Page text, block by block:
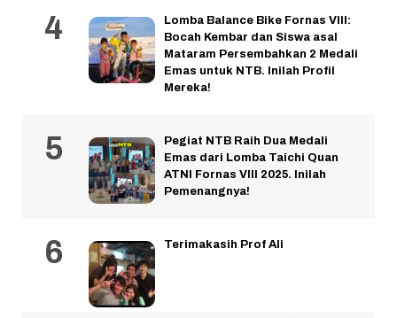
Lomba Balance Bike Fornas VIII:
Bocah Kembar dan Siswa asal
Mataram Persembahkan 2 Medali
Emas untuk NTB. Inilah Profil
Mereka!
Pegiat NTB Raih Dua Medali
Emas dari Lomba Taichi Quan
ATNI Fornas VIII 2025. Inilah
Pemenangnya!
Terimakasih Prof Ali